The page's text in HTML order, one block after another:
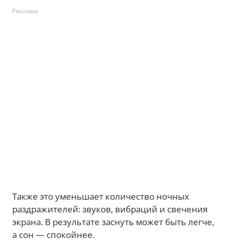
Реклама
Также это уменьшает количество ночных
раздражителей: звуков, вибраций и свечения
экрана. В результате заснуть может быть легче,
а сон — спокойнее.